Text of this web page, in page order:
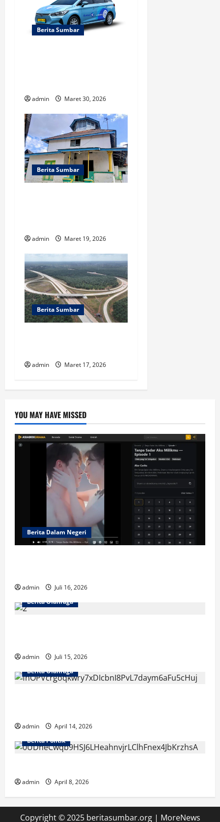
o
n
Berita Sumbar
admin Maret 30, 2026
Berita Sumbar
admin Maret 19, 2026
Berita Sumbar
admin Maret 17, 2026
YOU MAY HAVE MISSED
Berita Dalam Negeri
admin
Juli 16, 2026
Berita Olahraga
admin
Juli 15, 2026
Berita Olahraga
admin
April 14, 2026
Berita Politik
admin April 8, 2026
Copyright © 2025 beritasumbar.org | MoreNews